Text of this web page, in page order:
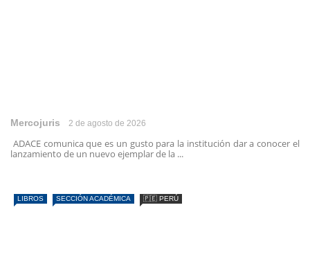
Mercojuris 2 de agosto de 2026
ADACE comunica que es un gusto para la institución dar a conocer el
lanzamiento de un nuevo ejemplar de la ...
LIBROS SECCIÓN ACADÉMICA 🇵🇪 PERÚ